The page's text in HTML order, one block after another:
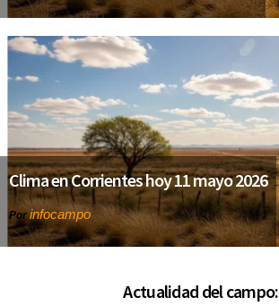
Clima en Corrientes hoy 11 mayo 2026
Porinfocampo
Actualidad del campo: